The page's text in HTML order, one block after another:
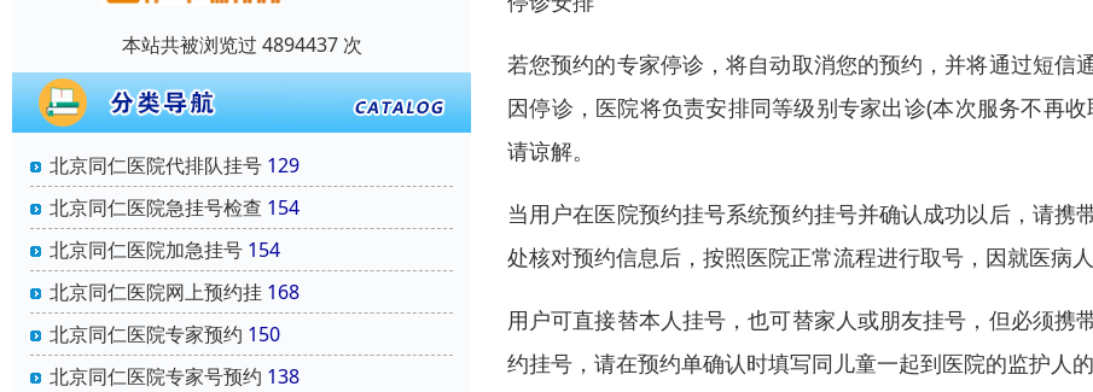
本站共被浏览过 4894437 次
北京同仁医院代排队挂号 129
北京同仁医院急挂号检查 154
北京同仁医院加急挂号 154
北京同仁医院网上预约挂 168
北京同仁医院专家预约 150
北京同仁医院专家号预约 138
若您预约的专家停诊，将自动取消您的预约，并将通过短
因停诊，医院将负责安排同等级别专家出诊(本次服务不再
请谅解。
当用户在医院预约挂号系统预约挂号并确认成功以后，请
处核对预约信息后，按照医院正常流程进行取号，因就医病
用户可直接替本人挂号，也可替家人或朋友挂号，但必须
约挂号，请在预约单确认时填写同儿童一起到医院的监护人